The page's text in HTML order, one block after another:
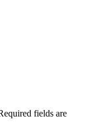
fields are